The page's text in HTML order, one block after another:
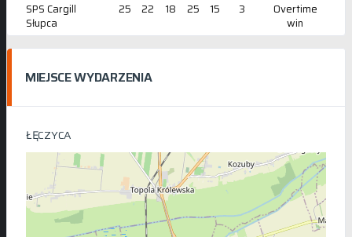
SPS Cargill
Słupca
25 22 18 25 15 3
Overtime
win
MIEJSCE WYDARZENIA
ŁĘCZYCA